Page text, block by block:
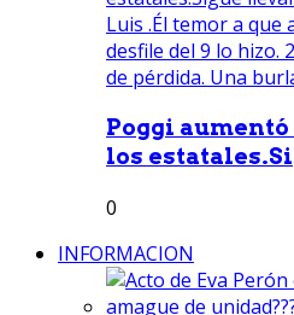
Poggi
los
0
INFORMACION